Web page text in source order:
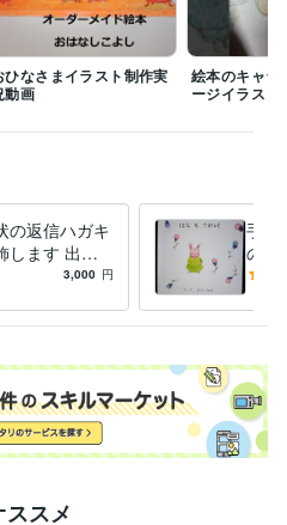
確認ください。
ので、配送上の不手際以外での返
下さい。
において入選
ーメイド絵本の作成　オリジナル絵
　イラスト
ひなさまイラスト制作実
動画
絵本のキャラ
ージイラスト
の返信ハガキ
します 出席
気持ちを込
3,000 円
手描
の作
ル絵
スメ